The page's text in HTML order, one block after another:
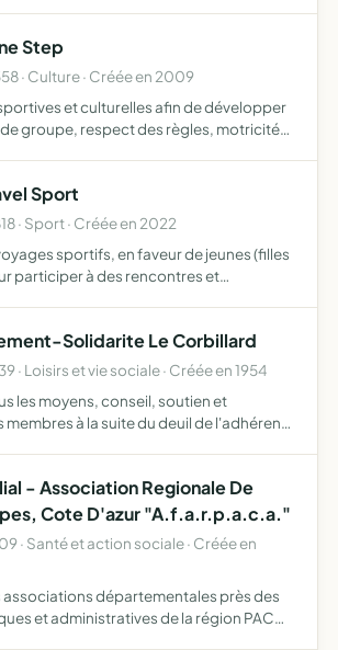
Step
· Culture · Créée en 2009
et culturelles afin de développer
groupe, respect des règles, motricité,
Sport
· Sport · Créée en 2022
sportifs, en faveur de jeunes (filles
participer à des rencontres et
Solidarite Le Corbillard
· Loisirs et vie sociale · Créée en 1954
les moyens, conseil, soutien et
membres à la suite du deuil de l'adhérent
- Association Regionale De
Cote D'azur "A.f.a.r.p.a.c.a."
· Santé et action sociale · Créée en
associations départementales près des
et administratives de la région PACA